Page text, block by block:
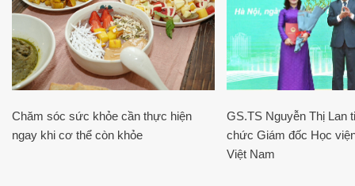
Chăm sóc sức khỏe cần thực hiện
ngay khi cơ thể còn khỏe
GS.TS Nguyễn Thị Lan
chức Giám đốc Học
Việt Nam